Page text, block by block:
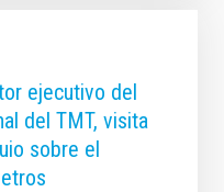
ejecutivo del
del TMT, visita
sobre el